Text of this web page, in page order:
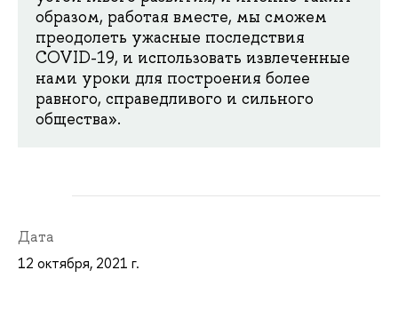
образом, работая вместе, мы сможем
преодолеть ужасные последствия
COVID-19, и использовать извлеченные
нами уроки для построения более
равного, справедливого и сильного
общества».
Дата
12 октября, 2021 г.